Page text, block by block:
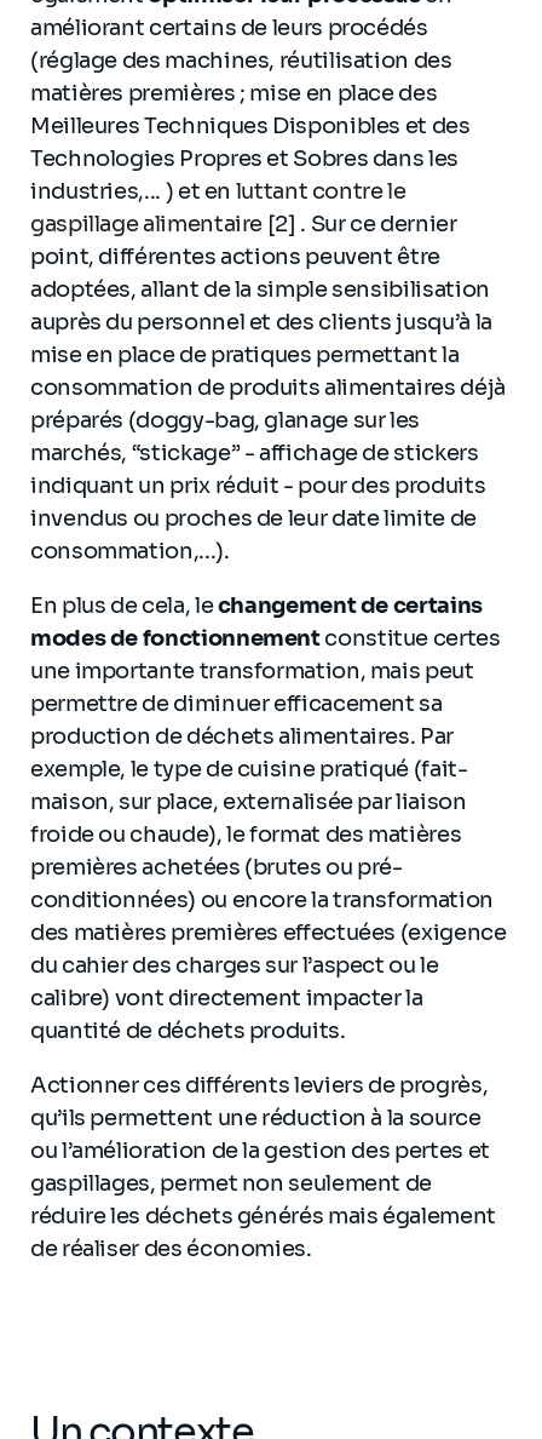
améliorant certains de leurs procédés
(réglage des machines, réutilisation des
matières premières ; mise en place des
Meilleures Techniques Disponibles et des
Technologies Propres et Sobres dans les
industries,... ) et en luttant contre le
gaspillage alimentaire [2] . Sur ce dernier
point, différentes actions peuvent être
adoptées, allant de la simple sensibilisation
auprès du personnel et des clients jusqu’à la
mise en place de pratiques permettant la
consommation de produits alimentaires déjà
préparés (doggy-bag, glanage sur les
marchés, “stickage” - affichage de stickers
indiquant un prix réduit - pour des produits
invendus ou proches de leur date limite de
consommation,...).
En plus de cela, lechangement de certains
modes de fonctionnementconstitue certes
une importante transformation, mais peut
permettre de diminuer efficacement sa
production de déchets alimentaires. Par
exemple, le type de cuisine pratiqué (fait-
maison, sur place, externalisée par liaison
froide ou chaude), le format des matières
premières achetées (brutes ou pré-
conditionnées) ou encore la transformation
des matières premières effectuées (exigence
du cahier des charges sur l’aspect ou le
calibre) vont directement impacter la
quantité de déchets produits.
Actionner ces différents leviers de progrès,
qu’ils permettent une réduction à la source
ou l’amélioration de la gestion des pertes et
gaspillages, permet non seulement de
réduire les déchets générés mais également
de réaliser des économies.